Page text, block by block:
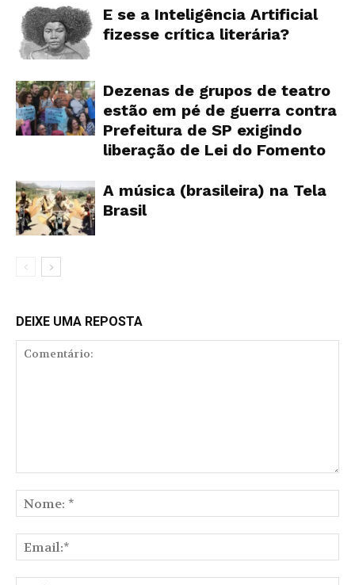
E se a Inteligência Artificial
fizesse crítica literária?
Dezenas de grupos de teatro
estão em pé de guerra contra
Prefeitura de SP exigindo
liberação de Lei do Fomento
A música (brasileira) na Tela
Brasil
DEIXE UMA REPOSTA